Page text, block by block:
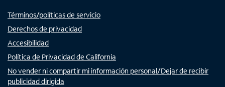
Términos/políticas de servicio
Derechos de privacidad
Accesibilidad
Política de Privacidad de California
No vender ni compartir mi información personal/Dejar de recibir
publicidad dirigida